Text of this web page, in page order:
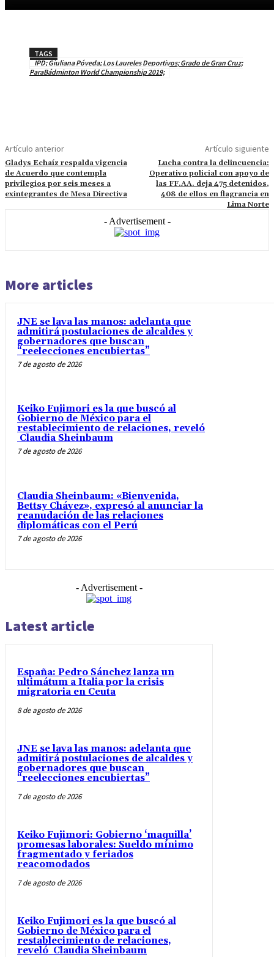
TAGS
IPD; Giuliana Póveda; Los Laureles Deportivos; Grado de Gran Cruz;
ParaBádminton World Championship 2019;
Artículo anterior
Gladys Echaíz respalda vigencia
de Acuerdo que contempla
privilegios por seis meses a
exintegrantes de Mesa Directiva
Artículo siguiente
Lucha contra la delincuencia:
Operativo policial con apoyo de
las FF.AA. deja 475 detenidos,
408 de ellos en flagrancia en
Lima Norte
- Advertisement -
More articles
JNE se lava las manos: adelanta que
admitirá postulaciones de alcaldes y
gobernadores que buscan
“reelecciones encubiertas”
7 de agosto de 2026
Keiko Fujimori es la que buscó al
Gobierno de México para el
restablecimiento de relaciones, reveló
Claudia Sheinbaum
7 de agosto de 2026
Claudia Sheinbaum: «Bienvenida,
Bettsy Chávez», expresó al anunciar la
reanudación de las relaciones
diplomáticas con el Perú
7 de agosto de 2026
- Advertisement -
Latest article
España: Pedro Sánchez lanza un
ultimátum a Italia por la crisis
migratoria en Ceuta
8 de agosto de 2026
JNE se lava las manos: adelanta que
admitirá postulaciones de alcaldes y
gobernadores que buscan
“reelecciones encubiertas”
7 de agosto de 2026
Keiko Fujimori: Gobierno ‘maquilla’
promesas laborales: Sueldo mínimo
fragmentado y feriados
reacomodados
7 de agosto de 2026
Keiko Fujimori es la que buscó al
Gobierno de México para el
restablecimiento de relaciones,
reveló Claudia Sheinbaum